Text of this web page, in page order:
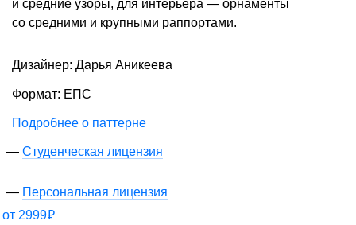
и средние узоры, для интерьера — орнаменты
со средними и крупными раппортами.
Дизайнер: Дарья Аникеева
Формат: ЕПС
Подробнее о паттерне
Студенческая лицензия
Персональная лицензия
от 2999₽